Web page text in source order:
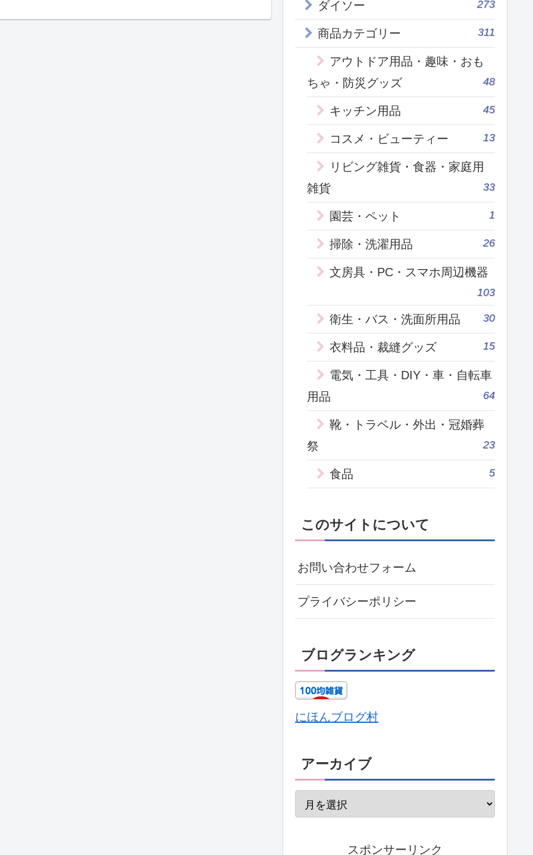
ダイソー 273
商品カテゴリー 311
アウトドア用品・趣味・おも
ちゃ・防災グッズ
48
キッチン用品 45
コスメ・ビューティー 13
リビング雑貨・食器・家庭用
雑貨
33
園芸・ペット 1
掃除・洗濯用品 26
文房具・PC・スマホ周辺機器
103
衛生・バス・洗面所用品 30
衣料品・裁縫グッズ 15
電気・工具・DIY・車・自転車
用品
64
靴・トラベル・外出・冠婚葬
祭
23
食品 5
このサイトについて
お問い合わせフォーム
プライバシーポリシー
ブログランキング
にほんブログ村
アーカイブ
スポンサーリンク